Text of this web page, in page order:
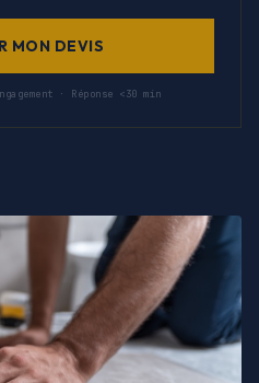
MON DEVIS
· Réponse <30 min